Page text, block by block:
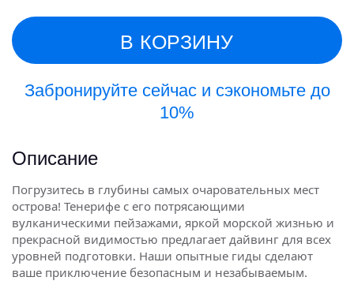
(per
car)
В КОРЗИНУ
Забронируйте сейчас и сэкономьте до
10%
Описание
Погрузитесь в глубины самых очаровательных мест
острова! Тенерифе с его потрясающими
вулканическими пейзажами, яркой морской жизнью и
прекрасной видимостью предлагает дайвинг для всех
уровней подготовки. Наши опытные гиды сделают
ваше приключение безопасным и незабываемым.